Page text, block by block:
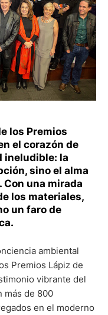
los Premios
el corazón de
ineludible: la
sino el alma
una mirada
los materiales,
un faro de
ambiental
Premios Lápiz de
vibrante del
más de 800
en el moderno